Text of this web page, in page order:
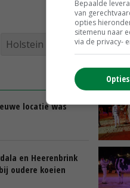
Holstein
locatie was
en Heerenbrink
oudere koeien
Bepaalde
van
opties
sitemenu naar
via de privacy-